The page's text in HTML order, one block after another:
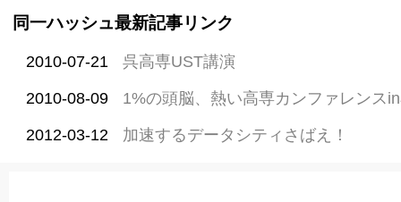
同一ハッシュ最新記事リンク
2010-07-21 呉高専UST講演
2010-08-09 1%の頭脳、熱い高専カンファレンス
2012-03-12 加速するデータシティさばえ！